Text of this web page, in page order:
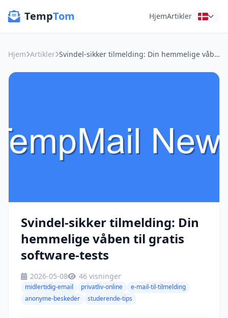
TempTom HjemArtikler
Hjem Artikler Svindel-sikker tilmelding: Din hemmelige våben til gratis software-tests
Svindel-sikker tilmelding: Din
hemmelige våben til gratis
software-tests
2026-05-08 46 visninger
midlertidig-email privatliv-online
e-mail-til-tilmelding
anonyme-beskeder
studerende-tips